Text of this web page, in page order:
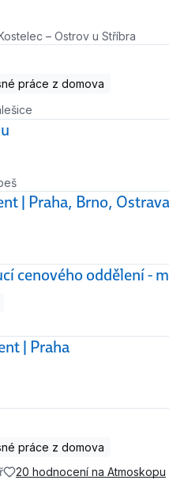
– Ostrov u Stříbra
práce z domova
| Praha, Brno,
cenového oddělení -
| Praha
práce z domova
20 hodnocení na Atmoskopu